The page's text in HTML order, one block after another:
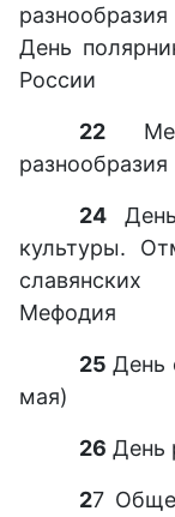
День
России
22
разнообразия
24
культуры.
Мефодия
25 День
мая)
26 День
27